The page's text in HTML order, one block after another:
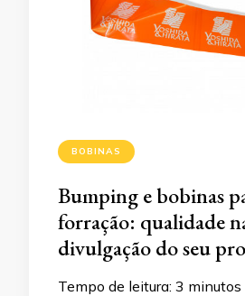
BOBINAS
Bumping e bobinas
forração: qualidade
divulgação do seu
Tempo de leitura: 3 minutos